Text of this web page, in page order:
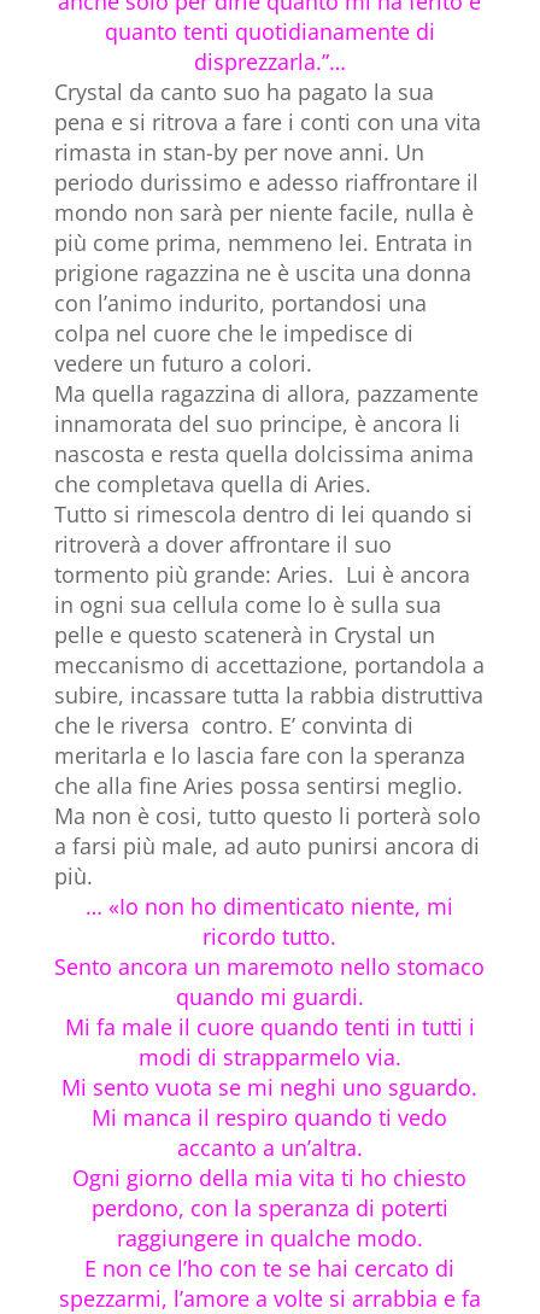
quanto tenti quotidianamente di
disprezzarla.”…
Crystal da canto suo ha pagato la sua
pena e si ritrova a fare i conti con una vita
rimasta in stan-by per nove anni. Un
periodo durissimo e adesso riaffrontare il
mondo non sarà per niente facile, nulla è
più come prima, nemmeno lei. Entrata in
prigione ragazzina ne è uscita una donna
con l’animo indurito, portandosi una
colpa nel cuore che le impedisce di
vedere un futuro a colori.
Ma quella ragazzina di allora, pazzamente
innamorata del suo principe, è ancora li
nascosta e resta quella dolcissima anima
che completava quella di Aries.
Tutto si rimescola dentro di lei quando si
ritroverà a dover affrontare il suo
tormento più grande: Aries. Lui è ancora
in ogni sua cellula come lo è sulla sua
pelle e questo scatenerà in Crystal un
meccanismo di accettazione, portandola a
subire, incassare tutta la rabbia distruttiva
che le riversa contro. E’ convinta di
meritarla e lo lascia fare con la speranza
che alla fine Aries possa sentirsi meglio.
Ma non è cosi, tutto questo li porterà solo
a farsi più male, ad auto punirsi ancora di
più.
… «Io non ho dimenticato niente, mi
ricordo tutto.
Sento ancora un maremoto nello stomaco
quando mi guardi.
Mi fa male il cuore quando tenti in tutti i
modi di strapparmelo via.
Mi sento vuota se mi neghi uno sguardo.
Mi manca il respiro quando ti vedo
accanto a un’altra.
Ogni giorno della mia vita ti ho chiesto
perdono, con la speranza di poterti
raggiungere in qualche modo.
E non ce l’ho con te se hai cercato di
spezzarmi, l’amore a volte si arrabbia e fa